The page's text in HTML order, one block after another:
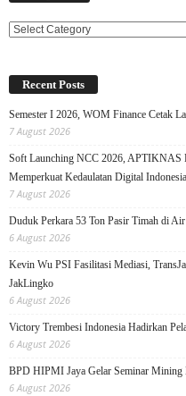
Categories
Recent Posts
Semester I 2026, WOM Finance Cetak
7 August 2026
Soft Launching NCC 2026, APTIKNAS
Memperkuat Kedaulatan Digital Indonesia
7 August 2026
Duduk Perkara 53 Ton Pasir Timah di
6 August 2026
Kevin Wu PSI Fasilitasi Mediasi,
JakLingko
6 August 2026
Victory Trembesi Indonesia Hadirkan
6 August 2026
BPD HIPMI Jaya Gelar Seminar Mining
6 August 2026